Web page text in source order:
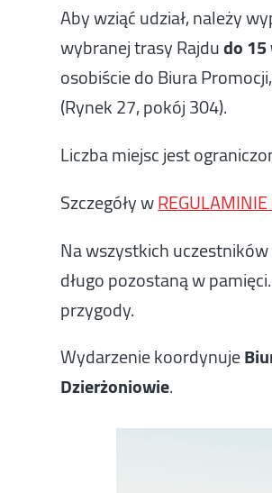
Aby wziąć udział, należy
wybranej trasy Rajdudo
osobiście do Biura
(Rynek 27, pokój 304).
Liczba miejsc jest
Szczegóły w
Na wszystkich
długo pozostaną w
przygody.
Wydarzenie koordynuje
Dzierżoniowie.